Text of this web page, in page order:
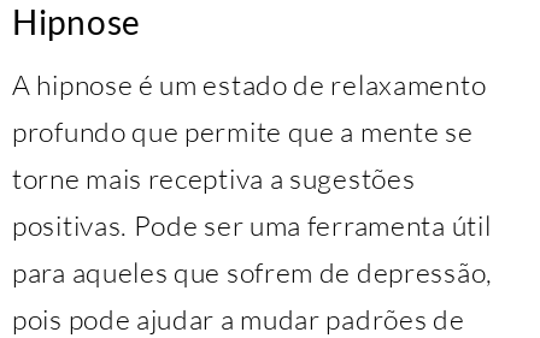
Hipnose
A hipnose é um estado de relaxamento
profundo que permite que a mente se
torne mais receptiva a sugestões
positivas. Pode ser uma ferramenta útil
para aqueles que sofrem de depressão,
pois pode ajudar a mudar padrões de